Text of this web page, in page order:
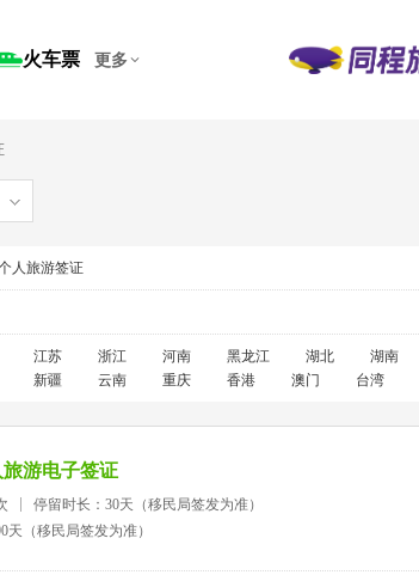
火车票 更多
人旅游签证
江苏 浙江 河南 黑龙江 湖北 湖南
新疆 云南 重庆 香港 澳门 台湾
游电子签证
停留时长：30天（移民局签发为准）
天（移民局签发为准）